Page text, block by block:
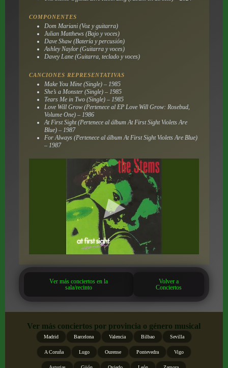
COMPONENTES
Dom Mariani (Voz y guitarra)
Julian Matthews (Bajo y voces)
Dave Shaw (Batería y percusión)
Ashley Naylor (Guitarra y voces)
Davey Lane (Guitarra, teclado y voces)
CANCIONES REPRESENTATIVAS
Make You Mine (Single) – 1985
She’s a Monster (Single) – 1985
Tears Me in Two (Single) – 1985
Love Will Grow (Pertenece al EP Love Will Grow: Rosebud,
Volume One) – 1986
At First Sight (Pertenece al álbum At First Sight Violets Are
Blue) – 1987
For Always (Pertenece al álbum At First Sight Violets Are Blue)
– 1987
Ver más conciertos en la
sala/recinto
Volver a
Conciertos
Ver más conciertos por provincia o género musical
Madrid Barcelona Valencia Bilbao Sevilla
A Coruña Lugo Ourense Pontevedra Vigo